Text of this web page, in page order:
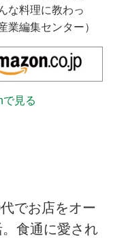
な料理に教わっ
業編集センター）
で見る
でお店をオー
食通に愛され